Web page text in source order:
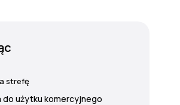
strefę
do użytku komercyjnego